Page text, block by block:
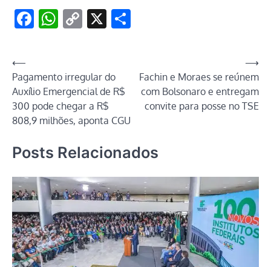
Facebook
WhatsApp
Copy
X
Navegação
de
Post
⟵
Pagamento irregular do
Auxílio Emergencial de R$
300 pode chegar a R$
808,9 milhões, aponta CGU
Fachin e Moraes se reúnem
com Bolsonaro e entregam
convite para posse no TSE
⟶
Posts Relacionados